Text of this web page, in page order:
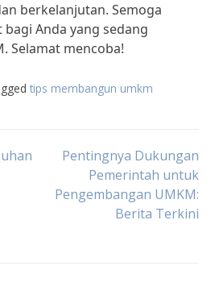
berkelanjutan. Semoga
Anda yang sedang
Selamat mencoba!
tips membangun umkm
Pentingnya Dukungan
Pemerintah untuk
Pengembangan UMKM:
Berita Terkini